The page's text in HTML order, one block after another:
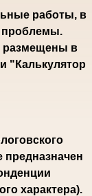
работы, в
проблемы.
размещены в
"Калькулятор
предназначен
характера).